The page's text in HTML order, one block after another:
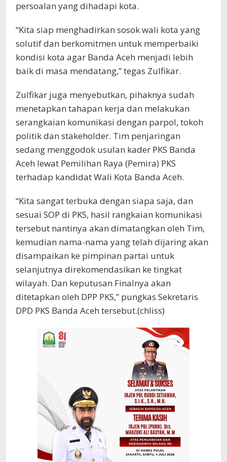
persoalan yang dihadapi kota.
“Kita siap menghadirkan sosok wali kota yang
solutif dan berkomitmen untuk memperbaiki
kondisi kota agar Banda Aceh menjadi lebih
baik di masa mendatang,” tegas Zulfikar.
Zulfikar juga menyebutkan, pihaknya sudah
menetapkan tahapan kerja dan melakukan
serangkaian komunikasi dengan parpol, tokoh
politik dan stakeholder. Tim penjaringan
sedang menggodok usulan kader PKS Banda
Aceh lewat Pemilihan Raya (Pemira) PKS
terhadap kandidat Wali Kota Banda Aceh.
“Kita sangat terbuka dengan siapa saja, dan
sesuai SOP di PKS, hasil rangkaian komunikasi
tersebut nantinya akan dimatangkan oleh Tim,
kemudian nama-nama yang telah dijaring akan
disampaikan ke pimpinan partai untuk
selanjutnya direkomendasikan ke tingkat
wilayah. Dan keputusan Finalnya akan
ditetapkan oleh DPP PKS,” pungkas Sekretaris
DPD PKS Banda Aceh tersebut.(chliss)